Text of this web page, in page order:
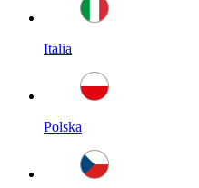
Italia
Polska